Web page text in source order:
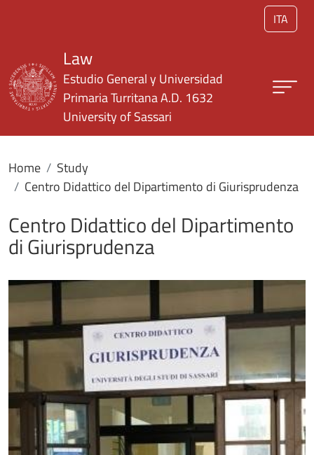
ITA
Law
Estudio General y Universidad
Primaria Turritana A.D. 1632
University of Sassari
Home
Study
Centro Didattico del Dipartimento di Giurisprudenza
Centro Didattico del Dipartimento
di Giurisprudenza